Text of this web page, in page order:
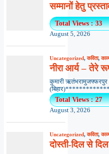
सम्मानों हेतु
Total Views : 33
August 5, 2026
Uncategorized,कविता,
नीरा आर्य – तेरे
कुमारी ऋतंभरामुजफ्फरपुर
Total Views : 27
August 3, 2026
Uncategorized,कविता,
दोस्ती-दिल से